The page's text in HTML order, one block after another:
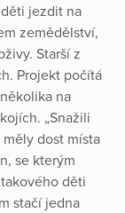
jezdit na
zemědělství,
Starší z
Projekt počítá
na
„Snažili
dost místa
se kterým
děti
stačí jedna